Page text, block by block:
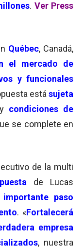
. Ver Press
Québec, Canadá,
el mercado de
y funcionales
estásujeta
y condiciones de
se complete en
de la multi
de Lucas
importante paso
. «Fortalecerá
empresa
, nuestra